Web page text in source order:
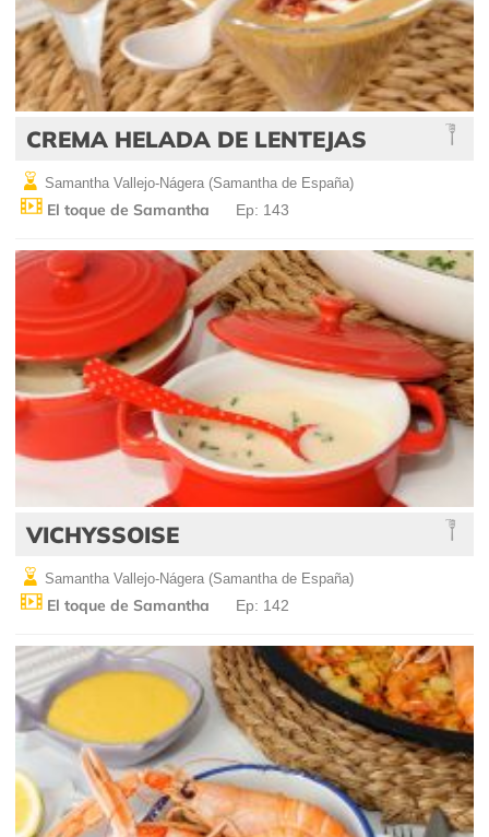
CREMA HELADA DE LENTEJAS
Samantha Vallejo-Nágera (Samantha de España)
El toque de Samantha Ep: 143
VICHYSSOISE
Samantha Vallejo-Nágera (Samantha de España)
El toque de Samantha Ep: 142